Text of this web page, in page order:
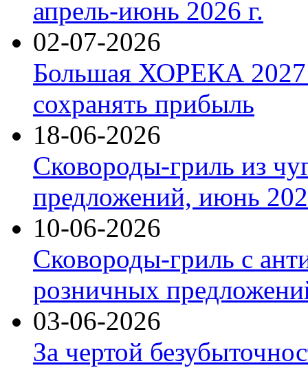
апрель-июнь 2026 г.
02-07-2026
Большая ХОРЕКА 2027:
сохранять прибыль
18-06-2026
Сковороды-гриль из
предложений, июнь
10-06-2026
Сковороды-гриль с
розничных
03-06-2026
За чертой